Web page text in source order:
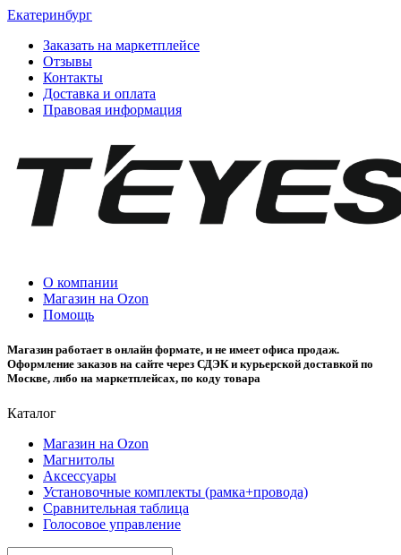
Екатеринбург
Заказать на маркетплейсе
Отзывы
Контакты
Доставка и оплата
Правовая информация
О компании
Магазин на Ozon
Помощь
Магазин работает в онлайн формате, и не имеет офиса продаж.
Оформление заказов на сайте через СДЭК и курьерской доставкой по
Москве, либо на маркетплейсах, по коду товара
Каталог
Магазин на Ozon
Магнитолы
Аксессуары
Установочные комплекты (рамка+провода)
Сравнительная таблица
Голосовое управление